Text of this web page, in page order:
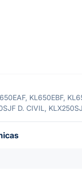
KL650EBF,
D. CIVIL,